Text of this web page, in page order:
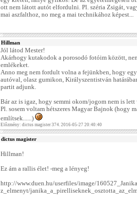
ott nem látott autót elfordulni. Pl. széria Zsigát,
mai aszfalthoz, no meg a mai technikához képest...
Hillman
Jól látod Mester!
Akárhogy kutakodok a porosodó fotóim között,
emlékeket.
Anno meg nem fordult volna a fejünkben, hogy
autóval, olasz gumikon, Királyszentistván
partit adjunk.
Bár az is igaz, hogy semmi okom/jogom nem is
Pl. sosem voltam hétszeres Magyar Bajnok (hogy
említsek......)
Előzmény: dictus magister 374. 2016-05-27 20:40:40
dictus magister
Hillman!
Ez ám a rallis élet! -meg a lényeg!
http://www.duen.hu/userfiles/image/
z_elmenyt/